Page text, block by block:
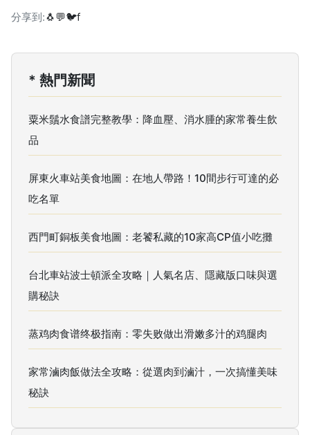
分享到:🐧💬🐦f
* 熱門新聞
粟米鬚水食譜完整教學：降血壓、消水腫的家常養生飲
品
屏東火車站美食地圖：在地人帶路！10間步行可達的必
吃名單
西門町銅板美食地圖：老饕私藏的10家高CP值小吃攤
台北車站波士頓派全攻略｜人氣名店、隱藏版口味與選
購秘訣
蒸鸡肉食谱终极指南：零失败做出滑嫩多汁的鸡腿肉
家常滷肉飯做法全攻略：從選肉到滷汁，一次搞懂美味
秘訣